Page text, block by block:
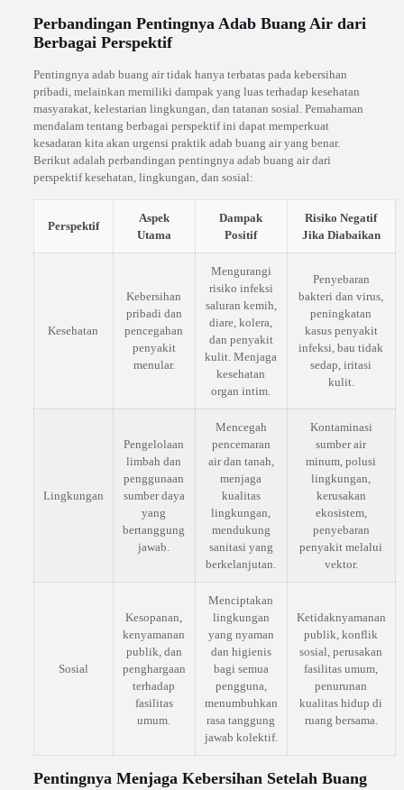
Perbandingan Pentingnya Adab Buang Air dari
Berbagai Perspektif
Pentingnya adab buang air tidak hanya terbatas pada kebersihan
pribadi, melainkan memiliki dampak yang luas terhadap kesehatan
masyarakat, kelestarian lingkungan, dan tatanan sosial. Pemahaman
mendalam tentang berbagai perspektif ini dapat memperkuat
kesadaran kita akan urgensi praktik adab buang air yang benar.
Berikut adalah perbandingan pentingnya adab buang air dari
perspektif kesehatan, lingkungan, dan sosial:
Perspektif
Aspek
Utama
Dampak
Positif
Risiko Negatif
Jika Diabaikan
Kesehatan
Kebersihan
pribadi dan
pencegahan
penyakit
menular.
Mengurangi
risiko infeksi
saluran kemih,
diare, kolera,
dan penyakit
kulit. Menjaga
kesehatan
organ intim.
Penyebaran
bakteri dan virus,
peningkatan
kasus penyakit
infeksi, bau tidak
sedap, iritasi
kulit.
Lingkungan
Pengelolaan
limbah dan
penggunaan
sumber daya
yang
bertanggung
jawab.
Mencegah
pencemaran
air dan tanah,
menjaga
kualitas
lingkungan,
mendukung
sanitasi yang
berkelanjutan.
Kontaminasi
sumber air
minum, polusi
lingkungan,
kerusakan
ekosistem,
penyebaran
penyakit melalui
vektor.
Sosial
Kesopanan,
kenyamanan
publik, dan
penghargaan
terhadap
fasilitas
umum.
Menciptakan
lingkungan
yang nyaman
dan higienis
bagi semua
pengguna,
menumbuhkan
rasa tanggung
jawab kolektif.
Ketidaknyamanan
publik, konflik
sosial, perusakan
fasilitas umum,
penurunan
kualitas hidup di
ruang bersama.
Pentingnya Menjaga Kebersihan Setelah Buang